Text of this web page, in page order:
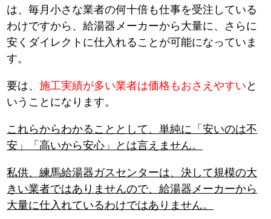
は、毎月小さな業者の何十倍も仕事を受注している
わけですから、給湯器メーカーから大量に、さらに
安くダイレクトに仕入れることが可能になっていま
す。
要は、施工実績が多い業者は価格もおさえやすい と
いうことになります。
これらからわかることとして、単純に「安いのは不
安」「高いから安心」とは言えません。
私供、練馬給湯器ガスセンターは、決して規模の大
きい業者ではありませんので、給湯器メーカーから
大量に仕入れているわけではありません。